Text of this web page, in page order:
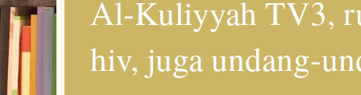
Al-Kuliyyah TV3,
hiv, juga undang-